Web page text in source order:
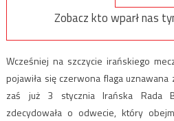
Zobacz kto wparł nas
Wcześniej na szczycie irańskiego
pojawiła się czerwona flaga
zaś już 3 stycznia Irańska Rada
zdecydowała o odwecie, który